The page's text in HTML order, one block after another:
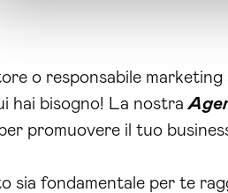
o responsabile
hai bisogno! La nostra
promuovere il tuo
sia fondamentale per te